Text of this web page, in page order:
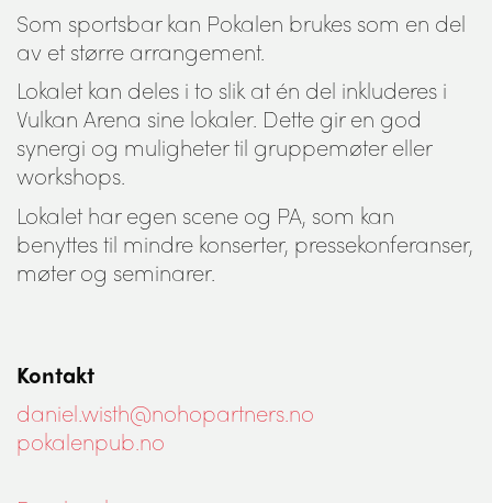
Som sportsbar kan Pokalen brukes som en del
av et større arrangement.
Lokalet kan deles i to slik at én del inkluderes i
Vulkan Arena sine lokaler. Dette gir en god
synergi og muligheter til gruppemøter eller
workshops.
Lokalet har egen scene og PA, som kan
benyttes til mindre konserter, pressekonferanser,
møter og seminarer.
Kontakt
daniel.wisth@nohopartners.no
pokalenpub.no